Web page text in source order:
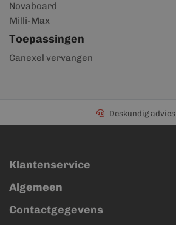
Novaboard
Milli-Max
Toepassingen
Canexel vervangen
Deskundig advies
Klantenservice
Algemeen
Contactgegevens